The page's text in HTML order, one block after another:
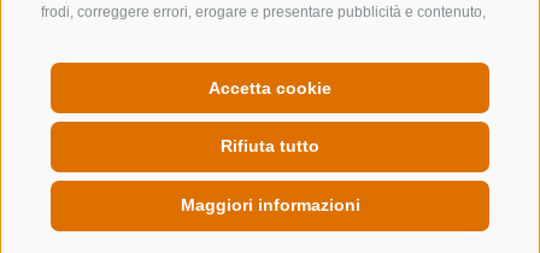
frodi, correggere errori, erogare e presentare pubblicità e contenuto,
identificare i dispositivi in base alle informazioni trasmesse
automaticamente, utilizzare dati di geolocalizzazione precisi,
riconoscere i dispositivi in base a informazioni richieste attivamente.
Puoi liberamente prestare, rifiutare o revocare il tuo consenso
senza incorrere in limitazioni sostanziali. Cliccando su "Accetta
cookie," acconsenti all'uso di cookie e strumenti simili. Utilizza il
pulsante "Gestisci Preferenze" per personalizzare le tue scelte o
"Rifiuta tutto" per proseguire senza cookie non strettamente
Accetta cookie
Rifiuta tutto
Maggiori informazioni
CREDITS
MwSt. IT00167870211 - Str. Nr. 81000090217
QUICKLINKS